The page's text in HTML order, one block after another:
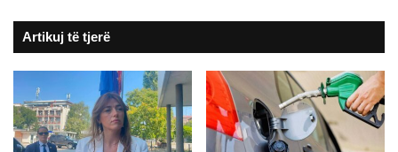
forta
Artikuj të tjerë